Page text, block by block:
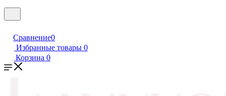
Сравнение0
Избранные товары 0
Корзина 0